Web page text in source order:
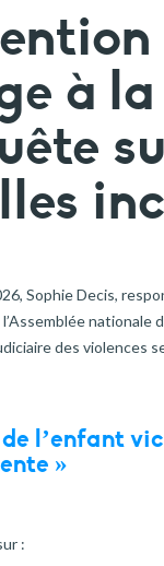
à
Sophie Decis,
nationale
des violences
l’enfant
»
: